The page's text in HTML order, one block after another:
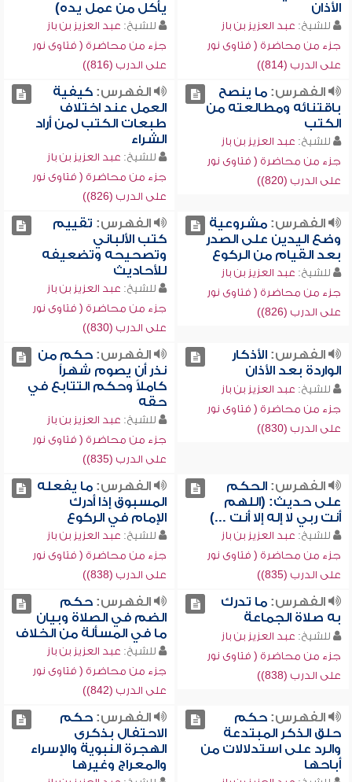
الأذان
للشيخ: عبد العزيز بن باز
جزء من محاضرة ( فتاوى نور
على الدرب (814))
يأكل من عمل يده)
للشيخ: عبد العزيز بن باز
جزء من محاضرة ( فتاوى نور
على الدرب (816))
الفهرس:ما ينصح
باقتنائه ومطالعته من
الكتب
للشيخ: عبد العزيز بن باز
جزء من محاضرة ( فتاوى نور
على الدرب (820))
الفهرس:كيفية
العمل عند اختلاف
طبعات الكتب لمن أراد
الشراء
للشيخ: عبد العزيز بن باز
جزء من محاضرة ( فتاوى نور
على الدرب (826))
الفهرس:مشروعية
وضع اليدين على الصدر
بعد القيام من الركوع
للشيخ: عبد العزيز بن باز
جزء من محاضرة ( فتاوى نور
على الدرب (826))
الفهرس: تقييم
كتب الألباني
وتصحيحه وتضعيفه
للأحاديث
للشيخ: عبد العزيز بن باز
جزء من محاضرة ( فتاوى نور
على الدرب (830))
الفهرس:الأذكار
الواردة بعد الأذان
للشيخ: عبد العزيز بن باز
جزء من محاضرة ( فتاوى نور
على الدرب (830))
الفهرس:حكم من
نذر أن يصوم شهراً
كاملاً وحكم التتابع في
حقه
للشيخ: عبد العزيز بن باز
جزء من محاضرة ( فتاوى نور
على الدرب (835))
الفهرس:الحكم
على حديث: (اللهم
أنت ربي لا إله إلا أنت ...)
للشيخ: عبد العزيز بن باز
جزء من محاضرة ( فتاوى نور
على الدرب (835))
الفهرس:ما يفعله
المسبوق إذا أدرك
الإمام في الركوع
للشيخ: عبد العزيز بن باز
جزء من محاضرة ( فتاوى نور
على الدرب (838))
الفهرس:ما تدرك
به صلاة الجماعة
للشيخ: عبد العزيز بن باز
جزء من محاضرة ( فتاوى نور
على الدرب (838))
الفهرس:حكم
الضم في الصلاة وبيان
ما في المسألة من الخلاف
للشيخ: عبد العزيز بن باز
جزء من محاضرة ( فتاوى نور
على الدرب (842))
الفهرس:حكم
حلق الذكر المبتدعة
والرد على استدلالات من
أباحها
الفهرس:حكم
الاحتفال بذكرى
الهجرة النبوية والإسراء
والمعراج وغيرها